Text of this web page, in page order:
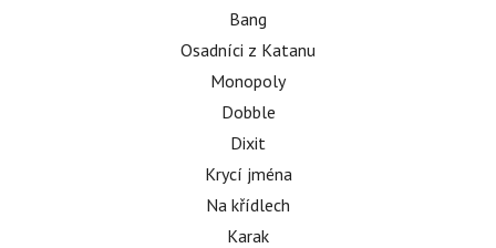
Bang
Osadníci z Katanu
Monopoly
Dobble
Dixit
Krycí jména
Na křídlech
Karak